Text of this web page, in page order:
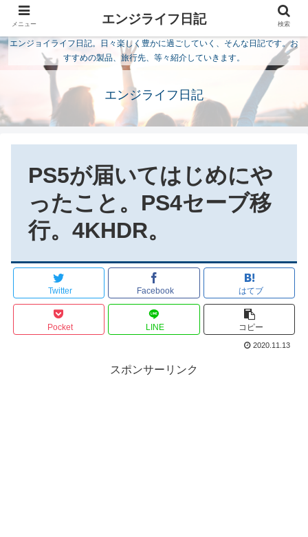
エンジョイライフ日記。日々楽しく豊かに過ごしていく、そんな日記です。お
すすめの製品、旅行先、等々紹介していきます。
エンジライフ日記
PS5が届いてはじめにや
ったこと。PS4セーブ移
行。4KHDR。
Twitter Facebook はてブ
Pocket LINE コピー
2020.11.13
スポンサーリンク
メニュー エンジライフ日記 検索